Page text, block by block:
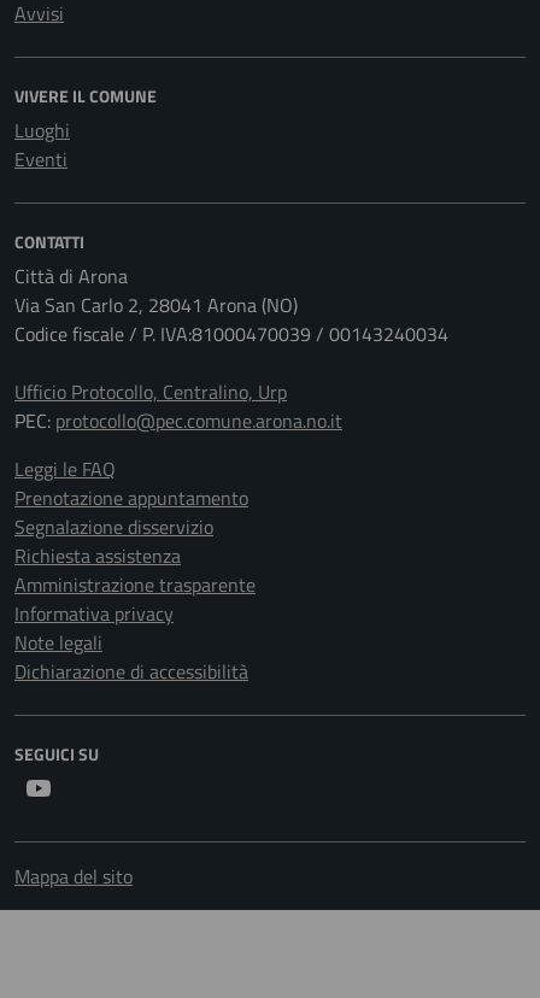
Luoghi
Eventi
Città di Arona
Via San Carlo 2, 28041 Arona (NO)
Codice fiscale / P. IVA:81000470039 / 00143240034
PEC:protocollo@pec.comune.arona.no.it
Leggi le FAQ
Prenotazione appuntamento
Segnalazione disservizio
Richiesta assistenza
Amministrazione trasparente
Informativa privacy
Note legali
Dichiarazione di accessibilità
Youtube
Mappa del sito